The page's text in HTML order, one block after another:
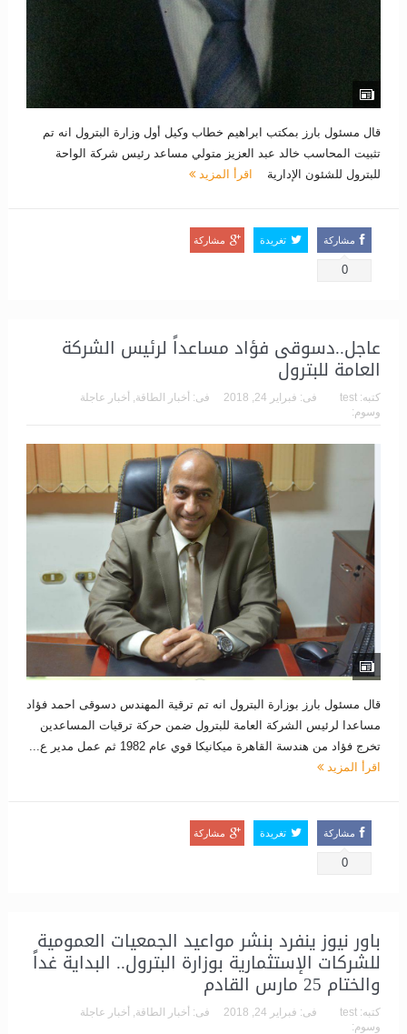
قال مسئول بارز بمكتب ابراهيم خطاب وكيل أول وزارة البترول انه تم
تثبيت المحاسب خالد عبد العزيز متولي مساعد رئيس شركة الواحة
للبترول للشئون الإدارية اقرأ المزيد
مشاركة
0
تغريدة مشاركة
عاجل..دسوقى فؤاد مساعداً لرئيس الشركة
العامة للبترول
كتبه: test فى: فبراير 24, 2018 فى: أخبار الطاقة
أخبار عاجلة
وسوم:
قال مسئول بارز بوزارة البترول انه تم ترقية المهندس دسوقى احمد فؤاد
مساعدا لرئيس الشركة العامة للبترول ضمن حركة ترقيات المساعدين
تخرج فؤاد من هندسة القاهرة ميكانيكا قوي عام 1982 ثم عمل مدير ع...
اقرأ المزيد
مشاركة
0
تغريدة مشاركة
باور نيوز ينفرد بنشر مواعيد الجمعيات العمومية
للشركات الإستثمارية بوزارة البترول.. البداية غداً
والختام 25 مارس القادم
كتبه: test فى: فبراير 24, 2018 فى: أخبار الطاقة
أخبار عاجلة
وسوم: